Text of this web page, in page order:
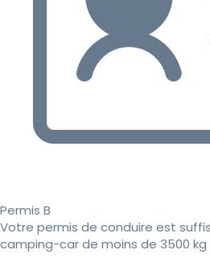
Permis B
Votre permis de conduire est
camping-car de moins de 3500 kg